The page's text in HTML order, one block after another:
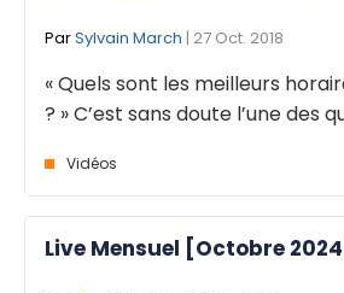
ParSylvain March | 27 Oct. 2018
« Quels sont les meilleurs
? » C’est sans doute l’une des
Vidéos
Live Mensuel [Octobre